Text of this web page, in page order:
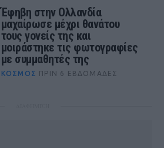
Έφηβη στην Ολλανδία
μαχαίρωσε μέχρι θανάτου
τους γονείς της και
μοιράστηκε τις φωτογραφίες
με συμμαθητές της
ΚΌΣΜΟΣ ΠΡΙΝ 6 ΕΒΔΟΜΆΔΕΣ